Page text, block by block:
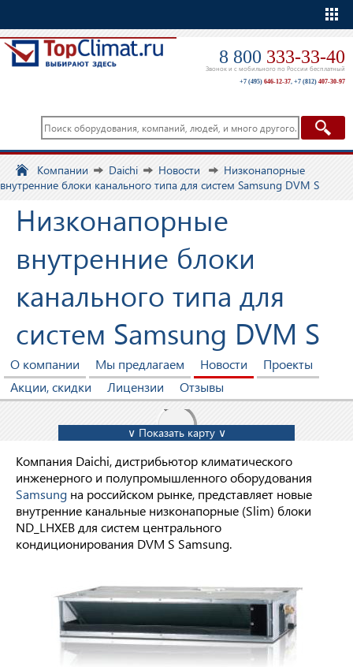
8 800 333-33-40
Звонок и с мобильного по России бесплатный
+7 (495) 646-12-37, +7 (812) 407-30-97
Компании Daichi Новости
Низконапорные
внутренние блоки канального типа для систем Samsung DVM S
Низконапорные
внутренние блоки
канального типа для
систем Samsung DVM S
О компании Мы предлагаем Новости
Проекты
Акции, скидки
Лицензии Отзывы
∨ Показать карту ∨
Компания Daichi, дистрибьютор климатического
инженерного и полупромышленного оборудования
Samsung на российском рынке, представляет новые
внутренние канальные низконапорные (Slim) блоки
ND_LHXEB для систем центрального
кондиционирования DVM S Samsung.